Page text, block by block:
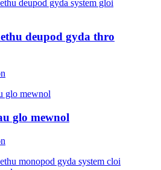
deupod gyda thro
glo mewnol